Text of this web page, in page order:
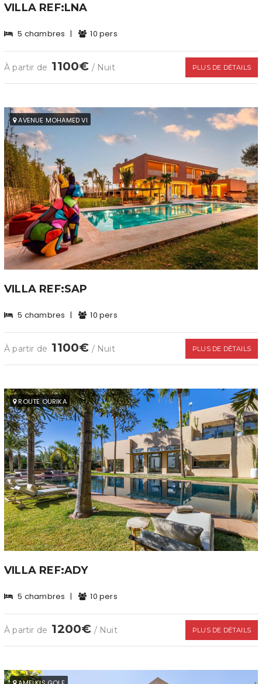
VILLA REF:LNA
5 chambres | 10 pers
À partir de 1100€ / Nuit PLUS DE DÉTAILS
AVENUE MOHAMED VI
VILLA REF:SAP
5 chambres | 10 pers
À partir de 1100€ / Nuit PLUS DE DÉTAILS
ROUTE OURIKA
VILLA REF:ADY
5 chambres | 10 pers
À partir de 1200€ / Nuit PLUS DE DÉTAILS